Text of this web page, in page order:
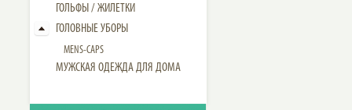
ГОЛЬФЫ / ЖИЛЕТКИ
ГОЛОВНЫЕ УБОРЫ
MENS-CAPS
МУЖСКАЯ ОДЕЖДА ДЛЯ ДОМА